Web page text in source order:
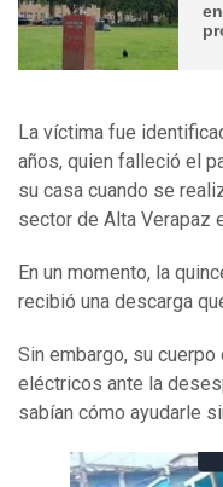
La víctima fue
años, quien falleció el
su casa cuando se
sector de Alta Verapaz
En un momento, la
recibió una descarga
Sin embargo, su
eléctricos ante la
sabían cómo ayudarle